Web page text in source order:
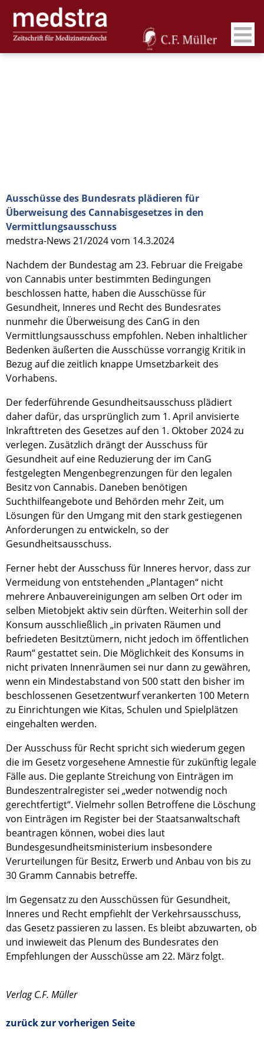
Ausschüsse des Bundesrats plädieren für
Überweisung des Cannabisgesetzes in den
Vermittlungsausschuss
medstra-News 21/2024 vom 14.3.2024
Nachdem der Bundestag am 23. Februar die Freigabe
von Cannabis unter bestimmten Bedingungen
beschlossen hatte, haben die Ausschüsse für
Gesundheit, Inneres und Recht des Bundesrates
nunmehr die Überweisung des CanG in den
Vermittlungsausschuss empfohlen. Neben inhaltlicher
Bedenken äußerten die Ausschüsse vorrangig Kritik in
Bezug auf die zeitlich knappe Umsetzbarkeit des
Vorhabens.
Der federführende Gesundheitsausschuss plädiert
daher dafür, das ursprünglich zum 1. April anvisierte
Inkrafttreten des Gesetzes auf den 1. Oktober 2024 zu
verlegen. Zusätzlich drängt der Ausschuss für
Gesundheit auf eine Reduzierung der im CanG
festgelegten Mengenbegrenzungen für den legalen
Besitz von Cannabis. Daneben benötigen
Suchthilfeangebote und Behörden mehr Zeit, um
Lösungen für den Umgang mit den stark gestiegenen
Anforderungen zu entwickeln, so der
Gesundheitsausschuss.
Ferner hebt der Ausschuss für Inneres hervor, dass zur
Vermeidung von entstehenden „Plantagen“ nicht
mehrere Anbauvereinigungen am selben Ort oder im
selben Mietobjekt aktiv sein dürften. Weiterhin soll der
Konsum ausschließlich „in privaten Räumen und
befriedeten Besitztümern, nicht jedoch im öffentlichen
Raum“ gestattet sein. Die Möglichkeit des Konsums in
nicht privaten Innenräumen sei nur dann zu gewähren,
wenn ein Mindestabstand von 500 statt den bisher im
beschlossenen Gesetzentwurf verankerten 100 Metern
zu Einrichtungen wie Kitas, Schulen und Spielplätzen
eingehalten werden.
Der Ausschuss für Recht spricht sich wiederum gegen
die im Gesetz vorgesehene Amnestie für zukünftig legale
Fälle aus. Die geplante Streichung von Einträgen im
Bundeszentralregister sei „weder notwendig noch
gerechtfertigt“. Vielmehr sollen Betroffene die Löschung
von Einträgen im Register bei der Staatsanwaltschaft
beantragen können, wobei dies laut
Bundesgesundheitsministerium insbesondere
Verurteilungen für Besitz, Erwerb und Anbau von bis zu
30 Gramm Cannabis betreffe.
Im Gegensatz zu den Ausschüssen für Gesundheit,
Inneres und Recht empfiehlt der Verkehrsausschuss,
das Gesetz passieren zu lassen. Es bleibt abzuwarten, ob
und inwieweit das Plenum des Bundesrates den
Empfehlungen der Ausschüsse am 22. März folgt.
Verlag C.F. Müller
zurück zur vorherigen Seite